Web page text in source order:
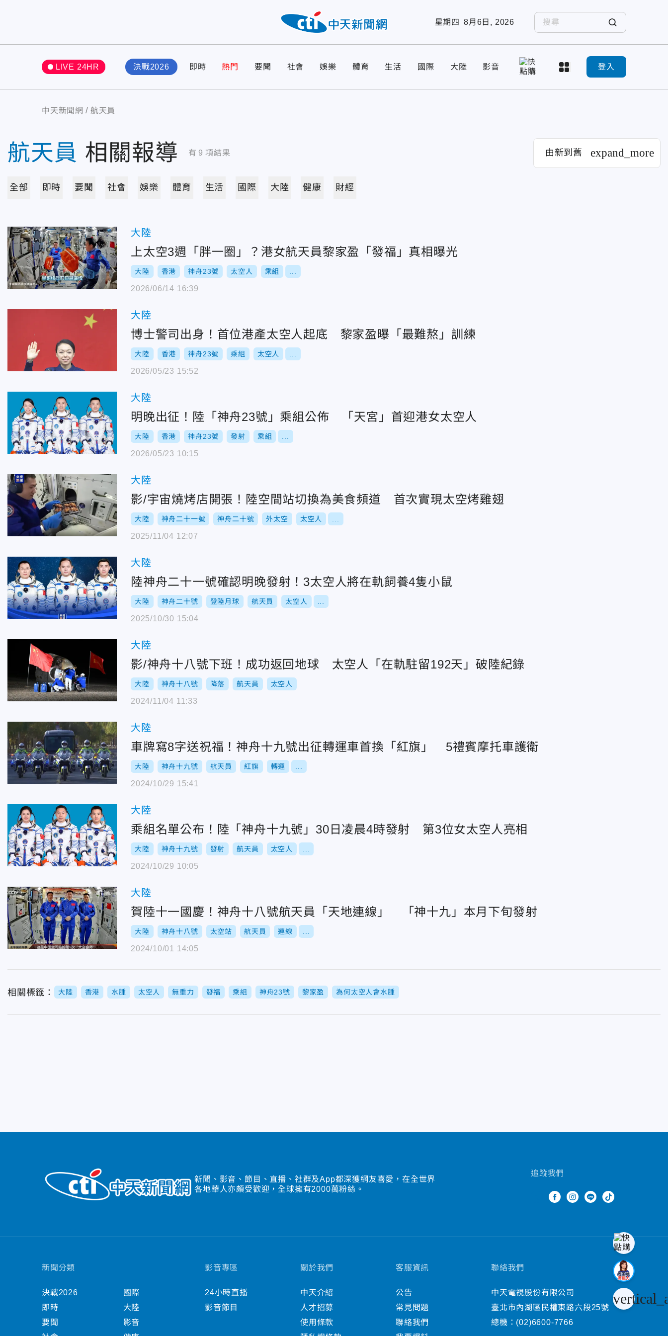
星期四 8月6日, 2026
LIVE 24HR 決戰2026 即時 熱門 要聞 社會 娛樂 體育 生活 國際 大陸 影音 登入
中天新聞網 航天員
航天員 相關報導 有 9 項結果 由新到舊 expand_more
全部 即時 要聞 社會 娛樂 體育 生活 國際 大陸 健康 財經
大陸
上太空3週「胖一圈」？港女航天員黎家盈「發福」真相曝光
大陸 香港 神舟23號 太空人 乘組
2026/06/14 16:39
大陸
博士警司出身！首位港產太空人起底 黎家盈曝「最難熬」訓練
大陸 香港 神舟23號 乘組 太空人
2026/05/23 15:52
大陸
明晚出征！陸「神舟23號」乘組公佈 「天宮」首迎港女太空人
大陸 香港 神舟23號 發射 乘組
2026/05/23 10:15
大陸
影/宇宙燒烤店開張！陸空間站切換為美食頻道 首次實現太空烤雞翅
大陸 神舟二十一號 神舟二十號 外太空 太空人
2025/11/04 12:07
大陸
陸神舟二十一號確認明晚發射！3太空人將在軌飼養4隻小鼠
大陸 神舟二十號 登陸月球 航天員 太空人
2025/10/30 15:04
大陸
影/神舟十八號下班！成功返回地球 太空人「在軌駐留192天」破陸紀錄
大陸 神舟十八號 降落 航天員 太空人
2024/11/04 11:33
大陸
車牌寫8字送祝福！神舟十九號出征轉運車首換「紅旗」 5禮賓摩托車護衛
大陸 神舟十九號 航天員 紅旗 轉運
2024/10/29 15:41
大陸
乘組名單公布！陸「神舟十九號」30日凌晨4時發射 第3位女太空人亮相
大陸 神舟十九號 發射 航天員 太空人
2024/10/29 10:05
大陸
賀陸十一國慶！神舟十八號航天員「天地連線」 「神十九」本月下旬發射
大陸 神舟十八號 太空站 航天員 連線
2024/10/01 14:05
相關標籤： 大陸 香港 水腫 太空人 無重力 發福 乘組 神舟23號 黎家盈 為何太空人會水腫
新聞、影音、節目、直播、社群及App都深獲網友喜愛，在全世界
各地華人亦頗受歡迎，全球擁有2000萬粉絲。
追蹤我們
新聞分類
決戰2026
即時
要聞
國際
大陸
影音
影音專區
24小時直播
影音節目
關於我們
中天介紹
人才招募
使用條款
客服資訊
公告
常見問題
聯絡我們
聯絡我們
中天電視股份有限公司
臺北市內湖區民權東路六段25號
總機： (02)6600-7766